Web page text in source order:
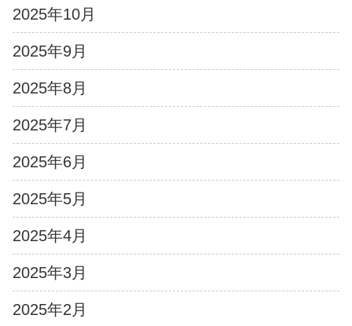
2025年10月
2025年9月
2025年8月
2025年7月
2025年6月
2025年5月
2025年4月
2025年3月
2025年2月